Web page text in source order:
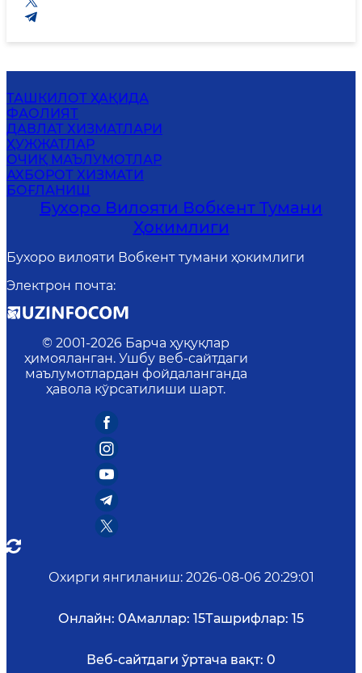
ТАШКИЛОТ ҲАҚИДА
ФАОЛИЯТ
ДАВЛАТ ХИЗМАТЛАРИ
ҲУЖЖАТЛАР
ОЧИҚ МАЪЛУМОТЛАР
АХБОРОТ ХИЗМАТИ
БОҒЛАНИШ
Бухоро Вилояти Вобкент Тумани
Ҳокимлиги
Бухоро вилояти Вобкент тумани ҳокимлиги
Электрон почта:
© 2001-2026 Барча ҳуқуқлар
ҳимояланган. Ушбу веб-сайтдаги
маълумотлардан фойдаланганда
ҳавола кўрсатилиши шарт.
Охирги янгиланиш: 2026-08-06 20:29:01
Онлайн: 0Амаллар: 15Ташрифлар: 15
Веб-сайтдаги ўртача вақт: 0